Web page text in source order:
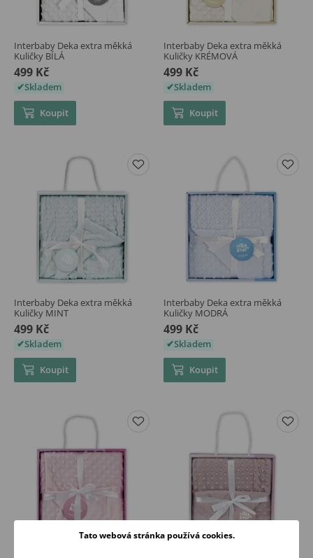
Interbaby Deka extra měkká
Kuličky BÍLÁ
499 Kč
Skladem
Koupit
Interbaby Deka extra měkká
Kuličky KRÉMOVÁ
499 Kč
Skladem
Koupit
Interbaby Deka extra měkká
Kuličky MINT
499 Kč
Skladem
Koupit
Interbaby Deka extra měkká
Kuličky MODRÁ
499 Kč
Skladem
Koupit
Tato webová stránka používá cookies.